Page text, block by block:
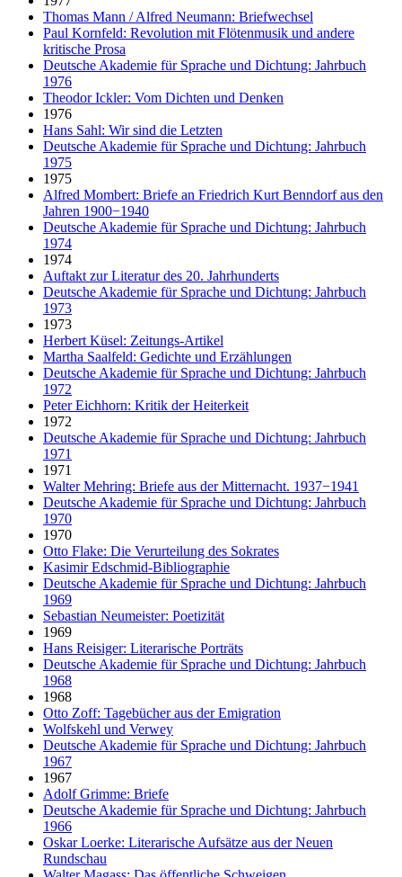
Thomas Mann / Alfred Neumann: Briefwechsel
Paul Kornfeld: Revolution mit Flötenmusik und andere
kritische Prosa
Deutsche Akademie für Sprache und Dichtung: Jahrbuch
1976
Theodor Ickler: Vom Dichten und Denken
1976
Hans Sahl: Wir sind die Letzten
Deutsche Akademie für Sprache und Dichtung: Jahrbuch
1975
1975
Alfred Mombert: Briefe an Friedrich Kurt Benndorf aus den
Jahren 1900−1940
Deutsche Akademie für Sprache und Dichtung: Jahrbuch
1974
1974
Auftakt zur Literatur des 20. Jahrhunderts
Deutsche Akademie für Sprache und Dichtung: Jahrbuch
1973
1973
Herbert Küsel: Zeitungs-Artikel
Martha Saalfeld: Gedichte und Erzählungen
Deutsche Akademie für Sprache und Dichtung: Jahrbuch
1972
Peter Eichhorn: Kritik der Heiterkeit
1972
Deutsche Akademie für Sprache und Dichtung: Jahrbuch
1971
1971
Walter Mehring: Briefe aus der Mitternacht. 1937−1941
Deutsche Akademie für Sprache und Dichtung: Jahrbuch
1970
1970
Otto Flake: Die Verurteilung des Sokrates
Kasimir Edschmid-Bibliographie
Deutsche Akademie für Sprache und Dichtung: Jahrbuch
1969
Sebastian Neumeister: Poetizität
1969
Hans Reisiger: Literarische Porträts
Deutsche Akademie für Sprache und Dichtung: Jahrbuch
1968
1968
Otto Zoff: Tagebücher aus der Emigration
Wolfskehl und Verwey
Deutsche Akademie für Sprache und Dichtung: Jahrbuch
1967
1967
Adolf Grimme: Briefe
Deutsche Akademie für Sprache und Dichtung: Jahrbuch
1966
Oskar Loerke: Literarische Aufsätze aus der Neuen
Rundschau